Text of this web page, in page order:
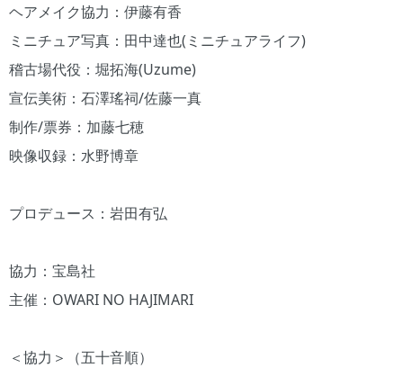
ヘアメイク協力：伊藤有香
ミニチュア写真：田中達也(ミニチュアライフ)
稽古場代役：堀拓海(Uzume)
宣伝美術：石澤瑤祠/佐藤一真
制作/票券：加藤七穂
映像収録：水野博章
プロデュース：岩田有弘
協力：宝島社
主催：OWARI NO HAJIMARI
＜協力＞（五十音順）